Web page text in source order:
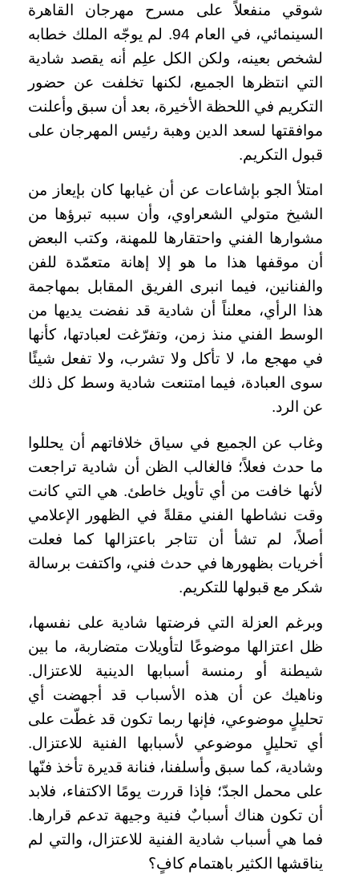
شوقي منفعلاً على مسرح مهرجان القاهرة
السينمائي، في العام 94. لم يوجّه الملك خطابه
لشخص بعينه، ولكن الكل علِم أنه يقصد شادية
التي انتظرها الجميع، لكنها تخلفت عن حضور
التكريم في اللحظة الأخيرة، بعد أن سبق وأعلنت
موافقتها لسعد الدين وهبة رئيس المهرجان على
قبول التكريم.
امتلأ الجو بإشاعات عن أن غيابها كان بإيعاز من
الشيخ متولي الشعراوي، وأن سببه تبرؤها من
مشوارها الفني واحتقارها للمهنة، وكتب البعض
أن موقفها هذا ما هو إلا إهانة متعمّدة للفن
والفنانين، فيما انبرى الفريق المقابل بمهاجمة
هذا الرأي، معلناً أن شادية قد نفضت يديها من
الوسط الفني منذ زمن، وتفرّغت لعبادتها، كأنها
في مهجع ما، لا تأكل ولا تشرب، ولا تفعل شيئًا
سوى العبادة، فيما امتنعت شادية وسط كل ذلك
عن الرد.
وغاب عن الجميع في سياق خلافاتهم أن يحللوا
ما حدث فعلاً؛ فالغالب الظن أن شادية تراجعت
لأنها خافت من أي تأويل خاطئ. هي التي كانت
وقت نشاطها الفني مقلةً في الظهور الإعلامي
أصلاً، لم تشأ أن تتاجر باعتزالها كما فعلت
أخريات بظهورها في حدث فني، واكتفت برسالة
شكر مع قبولها للتكريم.
وبرغم العزلة التي فرضتها شادية على نفسها،
ظل اعتزالها موضوعًا لتأويلات متضاربة، ما بين
شيطنة أو رمنسة أسبابها الدينية للاعتزال.
وناهيك عن أن هذه الأسباب قد أجهضت أي
تحليلٍ موضوعي، فإنها ربما تكون قد غطّت على
أي تحليلٍ موضوعي لأسبابها الفنية للاعتزال.
وشادية، كما سبق وأسلفنا، فنانة قديرة تأخذ فنّها
على محمل الجدّ؛ فإذا قررت يومًا الاكتفاء، فلابد
أن تكون هناك أسبابٌ فنية وجيهة تدعم قرارها.
فما هي أسباب شادية الفنية للاعتزال، والتي لم
يناقشها الكثير باهتمام كافٍ؟